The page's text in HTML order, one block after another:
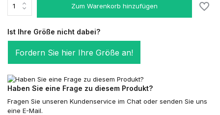
Zum Warenkorb hinzufügen
Ist Ihre Größe nicht dabei?
Fordern Sie hier Ihre Größe an!
Haben Sie eine Frage zu diesem Produkt?
Fragen Sie unseren Kundenservice im Chat oder senden Sie uns
eine E-Mail.